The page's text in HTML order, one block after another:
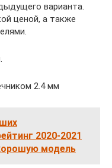
варианта.
ценой, а также
2.4 мм
2020-2021
модель